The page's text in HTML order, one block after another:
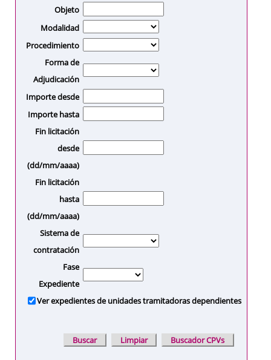
Objeto
Modalidad
Procedimiento
Forma de
Adjudicación
Importe desde
Importe hasta
Fin licitación
desde
(dd/mm/aaaa)
Fin licitación
hasta
(dd/mm/aaaa)
Sistema de
contratación
Fase
Expediente
Ver expedientes de unidades tramitadoras dependientes